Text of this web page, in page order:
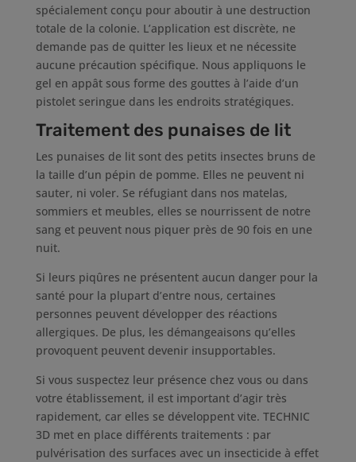
spécialement conçu pour aboutir à une destruction
totale de la colonie. L’application est discrète, ne
demande pas de quitter les lieux et ne nécessite
aucune précaution spécifique. Nous appliquons le
gel en appât sous forme des gouttes à l’aide d’un
pistolet seringue dans les endroits stratégiques.
Traitement des punaises de lit
Les punaises de lit sont des petits insectes bruns de
la taille d’un pépin de pomme. Elles ne peuvent ni
sauter, ni voler. Se réfugiant dans nos matelas,
sommiers et meubles, elles se nourrissent de notre
sang et peuvent nous piquer près de 90 fois en une
nuit.
Si leurs piqûres ne présentent aucun danger pour la
santé pour la plupart d’entre nous, certaines
personnes peuvent développer des réactions
allergiques. De plus, les démangeaisons qu’elles
provoquent peuvent devenir insupportables.
Si vous suspectez leur présence chez vous ou dans
votre établissement, il est important d’agir très
rapidement, car elles se développent vite. TECHNIC
3D met en place différents traitements : par
pulvérisation des surfaces avec un insecticide à effet